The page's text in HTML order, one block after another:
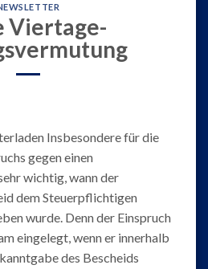
Viertage-
Insbesondere für die
gegen einen
wichtig, wann der
dem Steuerpflichtigen
wurde. Denn der Einspruch
eingelegt, wenn er innerhalb
des Bescheids